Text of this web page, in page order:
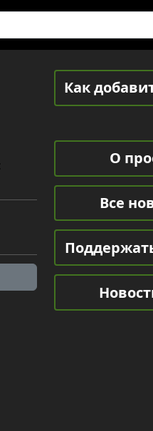
Как
О
Все